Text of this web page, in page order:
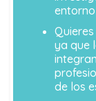
ya que
de los